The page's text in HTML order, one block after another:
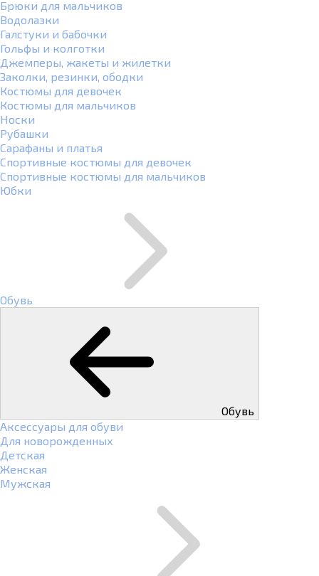
Брюки для мальчиков
Водолазки
Галстуки и бабочки
Гольфы и колготки
Джемперы, жакеты и жилетки
Заколки, резинки, ободки
Костюмы для девочек
Костюмы для мальчиков
Носки
Рубашки
Сарафаны и платья
Спортивные костюмы для девочек
Спортивные костюмы для мальчиков
Юбки
Обувь
Обувь
Аксессуары для обуви
Для новорожденных
Детская
Женская
Мужская